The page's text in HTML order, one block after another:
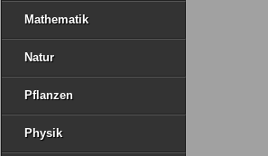
Mathematik
Natur
Pflanzen
Physik